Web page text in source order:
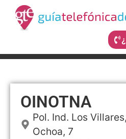
OINOTNA
Pol. Ind. Los
Ochoa, 7